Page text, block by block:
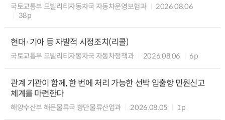
국토교통부 모빌리티자동차국 자동차운영보험과
2026.08.06
38p
현대·기아 등 자발적 시정조치(리콜)
국토교통부 모빌리티자동차국 자동차정책과 2026.08.06 6p
관계 기관이 함께, 한 번에 처리 가능한 선박 입출항 민원신고
체계를 마련한다
해양수산부 해운물류국 항만물류산업과 2026.08.05 1p